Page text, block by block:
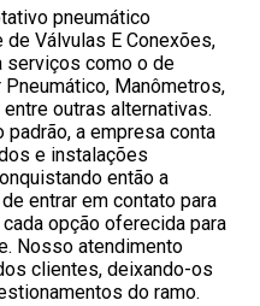
pneumático
Válvulas E Conexões,
serviços como o de
Manômetros,
outras alternativas.
a empresa conta
e instalações
então a
entrar em contato para
opção oferecida para
Nosso atendimento
clientes, deixando-os
do ramo.